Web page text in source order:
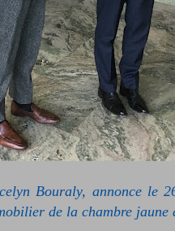
Bouraly, annonce le
de la chambre jaune